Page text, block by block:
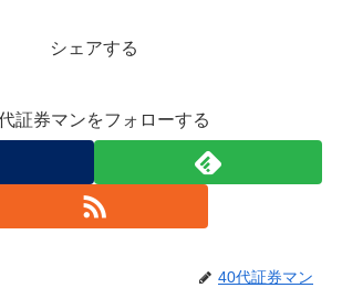
シェアする
証券マンをフォローする
40代証券マン